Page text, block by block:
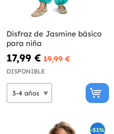
Disfraz de Jasmine básico
para niña
17,99 € 19,99 €
DISPONIBLE
-51%